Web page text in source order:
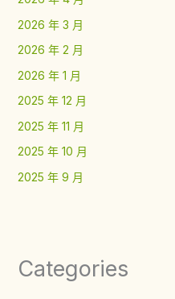
2026 年 3 月
2026 年 2 月
2026 年 1 月
2025 年 12 月
2025 年 11 月
2025 年 10 月
2025 年 9 月
Categories